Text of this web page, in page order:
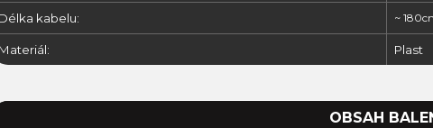
Délka kabelu: ~
Materiál: Plast
OBSAH